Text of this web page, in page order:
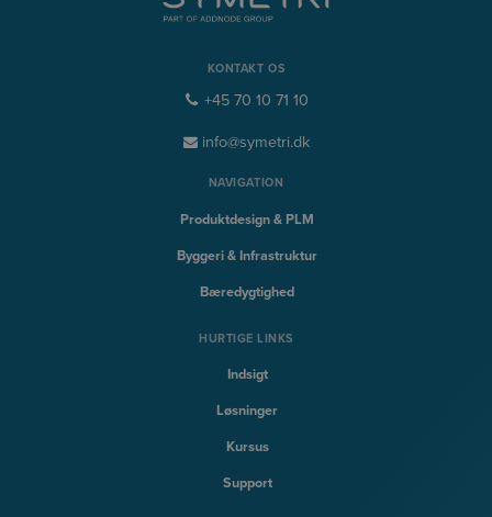
KONTAKT OS
+45 70 10 71 10
info@symetri.dk
NAVIGATION
Produktdesign & PLM
Byggeri & Infrastruktur
Bæredygtighed
HURTIGE LINKS
Indsigt
Løsninger
Kursus
Support